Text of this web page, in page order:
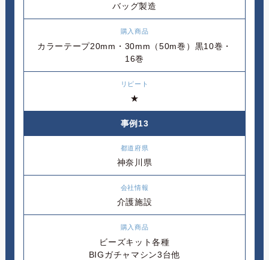
バッグ製造
カラーテープ20mm・30mm（50m巻）黒10巻・
16巻
★
事例13
神奈川県
介護施設
ビーズキット各種
BIGガチャマシン3台他